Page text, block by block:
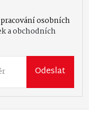
osobních
a obchodních
Odeslat